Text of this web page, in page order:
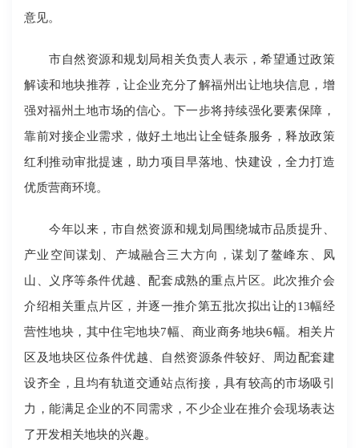
意见。
市自然资源和规划局相关负责人表示，希望通过政策
解读和地块推荐，让企业充分了解福州出让地块信息，增
强对福州土地市场的信心。下一步将持续强化要素保障，
靠前对接企业需求，做好土地出让全链条服务，释放政策
红利推动审批提速，助力项目早落地、快建设，全力打造
优质营商环境。
今年以来，市自然资源和规划局围绕城市品质提升、
产业空间谋划、产城融合三大方向，谋划了鳌峰东、凤
山、义序等条件优越、配套成熟的重点片区。此次推介会
介绍相关重点片区，并逐一推介第五批次拟出让的13幅经
营性地块，其中住宅地块7幅、商业商务地块6幅。相关片
区及地块区位条件优越、自然资源条件较好、周边配套建
设齐全，且均有轨道交通站点衔接，具有较高的市场吸引
力，能满足企业的不同需求，不少企业在推介会现场表达
了开发相关地块的兴趣。